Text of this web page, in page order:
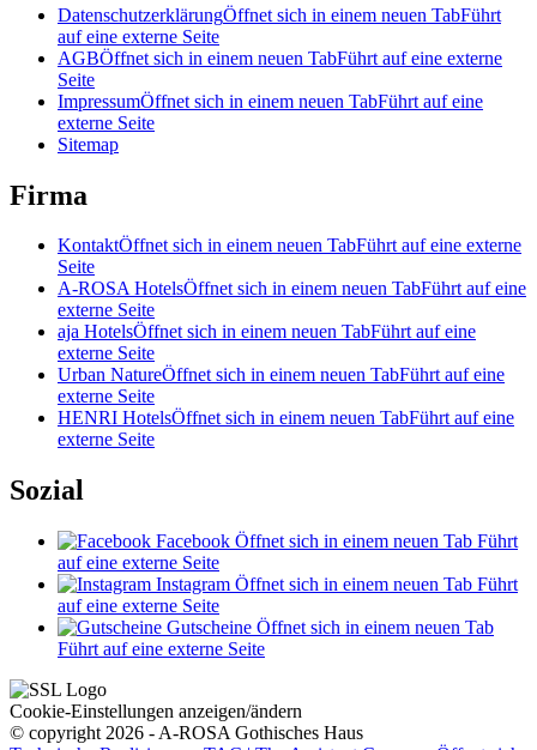
DatenschutzerklärungÖffnet sich in einem neuen TabFührt
auf eine externe Seite
AGBÖffnet sich in einem neuen TabFührt auf eine externe
Seite
ImpressumÖffnet sich in einem neuen TabFührt auf eine
externe Seite
Sitemap
Firma
KontaktÖffnet sich in einem neuen TabFührt auf eine externe
Seite
A-ROSA HotelsÖffnet sich in einem neuen TabFührt auf eine
externe Seite
aja HotelsÖffnet sich in einem neuen TabFührt auf eine
externe Seite
Urban NatureÖffnet sich in einem neuen TabFührt auf eine
externe Seite
HENRI HotelsÖffnet sich in einem neuen TabFührt auf eine
externe Seite
Sozial
Facebook Öffnet sich in einem neuen Tab Führt
auf eine externe Seite
Instagram Öffnet sich in einem neuen Tab Führt
auf eine externe Seite
Gutscheine Öffnet sich in einem neuen Tab
Führt auf eine externe Seite
Cookie-Einstellungen anzeigen/ändern
© copyright 2026 - A-ROSA Gothisches Haus